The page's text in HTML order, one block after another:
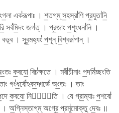
এক॑রূপাঃ । শ॒তগ্​ম্ স॒হস্রা॑ণি প্র॒যুতা॑নি॒
সর্ব॑মি॒দং জগ॑ত্ । প্র॒জাং প॒শূংধনা॑নি ।
বভূব । সুব॒ন্মহ্যং॑ প॒শূন্ বি॒শ্বরূ॑পান্ ।
ক॒বযো॒ বিচ॑ক্ষতে । মরী॑চীনাং প॒দমি॑চ্ছংতি
গং॑ধ॒র্বো॑ঽবদ॒দ্গর্ভে॑ অং॒তঃ । তাং
ক॒বযো॒ নিপাং᳚তি । যে গ্রা॒ম্যাঃ প॒শবো॑
। অ॒গ্নিস্তাগ্​ম্ অগ্রে॒ প্রমু॑মোক্তু দে॒বঃ ॥